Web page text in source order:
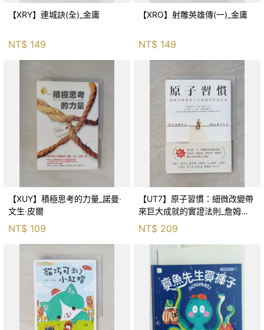
【XRY】連城訣(全)_金庸
NT$ 149
【XRO】射雕英雄傳(一)_金庸
NT$ 149
【XUY】積極思考的力量_諾曼‧
文生‧皮爾
NT$ 109
【UT7】原子習慣：細微改變帶
來巨大成就的實證法則_詹姆斯‧
克利爾, 蔡世偉
NT$ 209